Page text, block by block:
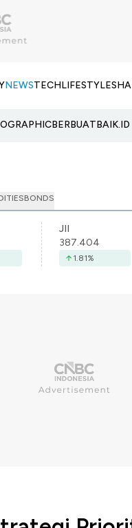
NEWSTECHLIFESTYLE
BERBUATBAIK.ID
BONDS
JII
387.404
1.81%